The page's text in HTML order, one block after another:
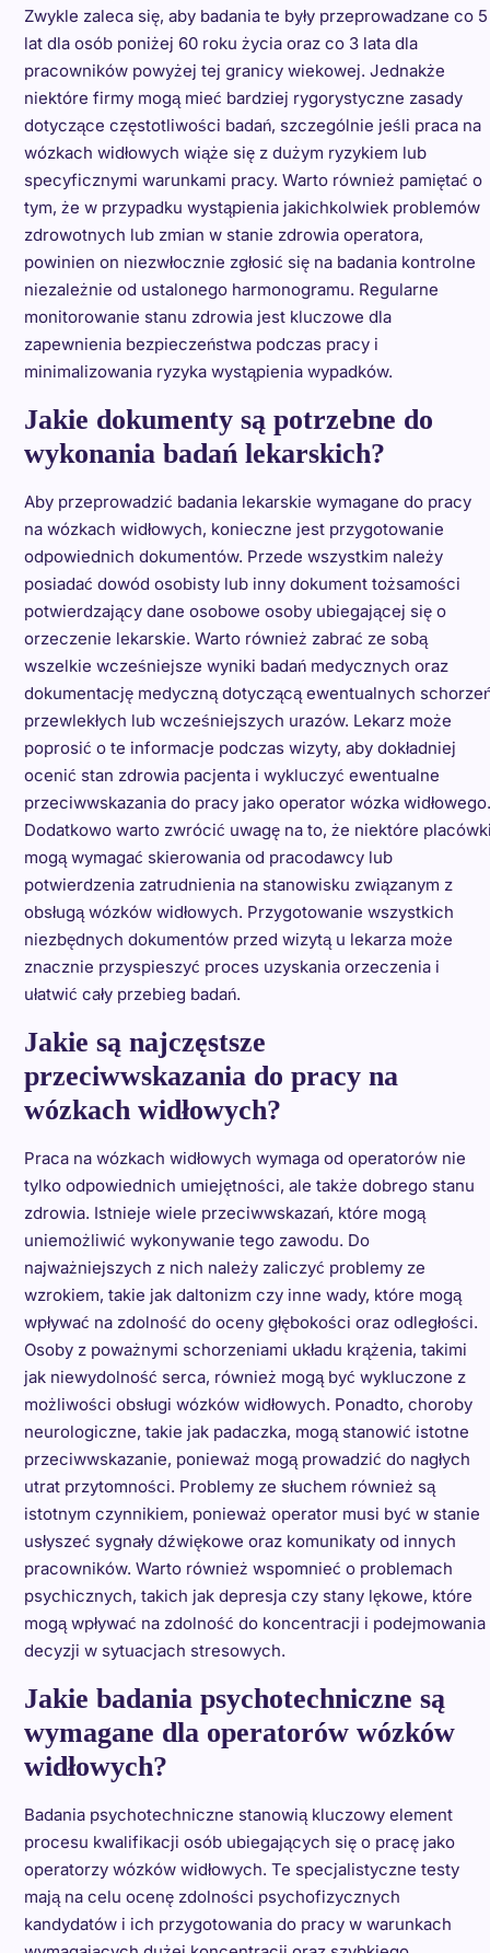
Zwykle zaleca się, aby badania te były przeprowadzane co 5
lat dla osób poniżej 60 roku życia oraz co 3 lata dla
pracowników powyżej tej granicy wiekowej. Jednakże
niektóre firmy mogą mieć bardziej rygorystyczne zasady
dotyczące częstotliwości badań, szczególnie jeśli praca na
wózkach widłowych wiąże się z dużym ryzykiem lub
specyficznymi warunkami pracy. Warto również pamiętać o
tym, że w przypadku wystąpienia jakichkolwiek problemów
zdrowotnych lub zmian w stanie zdrowia operatora,
powinien on niezwłocznie zgłosić się na badania kontrolne
niezależnie od ustalonego harmonogramu. Regularne
monitorowanie stanu zdrowia jest kluczowe dla
zapewnienia bezpieczeństwa podczas pracy i
minimalizowania ryzyka wystąpienia wypadków.
Jakie dokumenty są potrzebne do
wykonania badań lekarskich?
Aby przeprowadzić badania lekarskie wymagane do pracy
na wózkach widłowych, konieczne jest przygotowanie
odpowiednich dokumentów. Przede wszystkim należy
posiadać dowód osobisty lub inny dokument tożsamości
potwierdzający dane osobowe osoby ubiegającej się o
orzeczenie lekarskie. Warto również zabrać ze sobą
wszelkie wcześniejsze wyniki badań medycznych oraz
dokumentację medyczną dotyczącą ewentualnych
przewlekłych lub wcześniejszych urazów. Lekarz może
poprosić o te informacje podczas wizyty, aby dokładniej
ocenić stan zdrowia pacjenta i wykluczyć ewentualne
przeciwwskazania do pracy jako operator wózka widłowego.
Dodatkowo warto zwrócić uwagę na to, że niektóre
mogą wymagać skierowania od pracodawcy lub
potwierdzenia zatrudnienia na stanowisku związanym z
obsługą wózków widłowych. Przygotowanie wszystkich
niezbędnych dokumentów przed wizytą u lekarza może
znacznie przyspieszyć proces uzyskania orzeczenia i
ułatwić cały przebieg badań.
Jakie są najczęstsze
przeciwwskazania do pracy na
wózkach widłowych?
Praca na wózkach widłowych wymaga od operatorów nie
tylko odpowiednich umiejętności, ale także dobrego stanu
zdrowia. Istnieje wiele przeciwwskazań, które mogą
uniemożliwić wykonywanie tego zawodu. Do
najważniejszych z nich należy zaliczyć problemy ze
wzrokiem, takie jak daltonizm czy inne wady, które mogą
wpływać na zdolność do oceny głębokości oraz odległości.
Osoby z poważnymi schorzeniami układu krążenia, takimi
jak niewydolność serca, również mogą być wykluczone z
możliwości obsługi wózków widłowych. Ponadto, choroby
neurologiczne, takie jak padaczka, mogą stanowić istotne
przeciwwskazanie, ponieważ mogą prowadzić do nagłych
utrat przytomności. Problemy ze słuchem również są
istotnym czynnikiem, ponieważ operator musi być w stanie
usłyszeć sygnały dźwiękowe oraz komunikaty od innych
pracowników. Warto również wspomnieć o problemach
psychicznych, takich jak depresja czy stany lękowe, które
mogą wpływać na zdolność do koncentracji i podejmowania
decyzji w sytuacjach stresowych.
Jakie badania psychotechniczne są
wymagane dla operatorów wózków
widłowych?
Badania psychotechniczne stanowią kluczowy element
procesu kwalifikacji osób ubiegających się o pracę jako
operatorzy wózków widłowych. Te specjalistyczne testy
mają na celu ocenę zdolności psychofizycznych
kandydatów i ich przygotowania do pracy w warunkach